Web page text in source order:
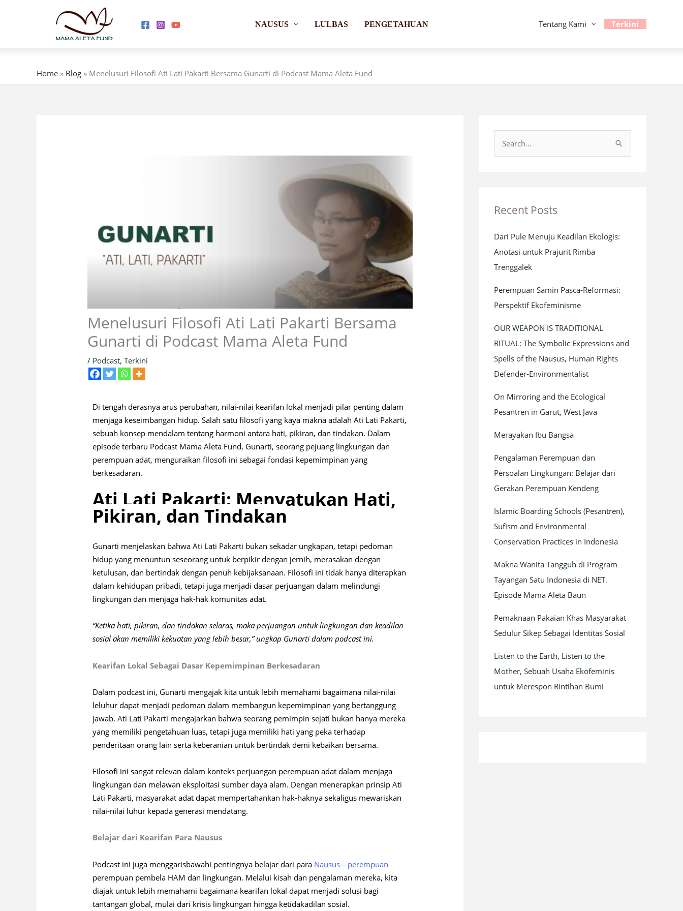
NAUSUS LULBAS PENGETAHUAN Tentang Kami Terkini
Home » Blog » Menelusuri Filosofi Ati Lati Pakarti Bersama Gunarti di Podcast Mama Aleta Fund
Menelusuri Filosofi Ati Lati Pakarti Bersama
Gunarti di Podcast Mama Aleta Fund
/ Podcast,Terkini
Di tengah derasnya arus perubahan, nilai-nilai kearifan lokal menjadi pilar penting dalam
menjaga keseimbangan hidup. Salah satu filosofi yang kaya makna adalah Ati Lati Pakarti,
sebuah konsep mendalam tentang harmoni antara hati, pikiran, dan tindakan. Dalam
episode terbaru Podcast Mama Aleta Fund, Gunarti, seorang pejuang lingkungan dan
perempuan adat, menguraikan filosofi ini sebagai fondasi kepemimpinan yang
berkesadaran.
Ati Lati Pakarti: Menyatukan Hati,
Pikiran, dan Tindakan
Gunarti menjelaskan bahwa Ati Lati Pakarti bukan sekadar ungkapan, tetapi pedoman
hidup yang menuntun seseorang untuk berpikir dengan jernih, merasakan dengan
ketulusan, dan bertindak dengan penuh kebijaksanaan. Filosofi ini tidak hanya diterapkan
dalam kehidupan pribadi, tetapi juga menjadi dasar perjuangan dalam melindungi
lingkungan dan menjaga hak-hak komunitas adat.
“Ketika hati, pikiran, dan tindakan selaras, maka perjuangan untuk lingkungan dan keadilan
sosial akan memiliki kekuatan yang lebih besar,” ungkap Gunarti dalam podcast ini.
Kearifan Lokal Sebagai Dasar Kepemimpinan Berkesadaran
Dalam podcast ini, Gunarti mengajak kita untuk lebih memahami bagaimana nilai-nilai
leluhur dapat menjadi pedoman dalam membangun kepemimpinan yang bertanggung
jawab. Ati Lati Pakarti mengajarkan bahwa seorang pemimpin sejati bukan hanya mereka
yang memiliki pengetahuan luas, tetapi juga memiliki hati yang peka terhadap
penderitaan orang lain serta keberanian untuk bertindak demi kebaikan bersama.
Filosofi ini sangat relevan dalam konteks perjuangan perempuan adat dalam menjaga
lingkungan dan melawan eksploitasi sumber daya alam. Dengan menerapkan prinsip Ati
Lati Pakarti, masyarakat adat dapat mempertahankan hak-haknya sekaligus mewariskan
nilai-nilai luhur kepada generasi mendatang.
Belajar dari Kearifan Para Nausus
Podcast ini juga menggarisbawahi pentingnya belajar dari para Nausus—perempuan
perempuan pembela HAM dan lingkungan. Melalui kisah dan pengalaman mereka, kita
diajak untuk lebih memahami bagaimana kearifan lokal dapat menjadi solusi bagi
tantangan global, mulai dari krisis lingkungan hingga ketidakadilan sosial.
c
f
o
r
Recent Posts
Dari Pule Menuju Keadilan Ekologis:
Anotasi untuk Prajurit Rimba
Trenggalek
Perempuan Samin Pasca-Reformasi:
Perspektif Ekofeminisme
OUR WEAPON IS TRADITIONAL
RITUAL: The Symbolic Expressions and
Spells of the Nausus, Human Rights
Defender-Environmentalist
On Mirroring and the Ecological
Pesantren in Garut, West Java
Merayakan Ibu Bangsa
Pengalaman Perempuan dan
Persoalan Lingkungan: Belajar dari
Gerakan Perempuan Kendeng
Islamic Boarding Schools (Pesantren),
Sufism and Environmental
Conservation Practices in Indonesia
Makna Wanita Tangguh di Program
Tayangan Satu Indonesia di NET.
Episode Mama Aleta Baun
Pemaknaan Pakaian Khas Masyarakat
Sedulur Sikep Sebagai Identitas Sosial
Listen to the Earth, Listen to the
Mother, Sebuah Usaha Ekofeminis
untuk Merespon Rintihan Bumi